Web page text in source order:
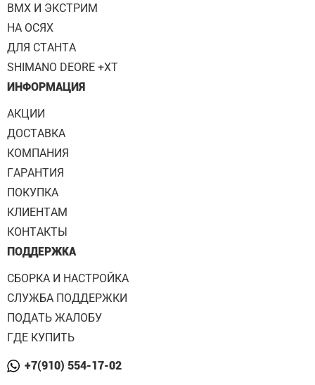
BMX И ЭКСТРИМ
НА ОСЯХ
ДЛЯ СТАНТА
SHIMANO DEORE +XT
ИНФОРМАЦИЯ
АКЦИИ
ДОСТАВКА
КОМПАНИЯ
ГАРАНТИЯ
ПОКУПКА
КЛИЕНТАМ
КОНТАКТЫ
ПОДДЕРЖКА
СБОРКА И НАСТРОЙКА
СЛУЖБА ПОДДЕРЖКИ
ПОДАТЬ ЖАЛОБУ
ГДЕ КУПИТЬ
+7(910) 554-17-02